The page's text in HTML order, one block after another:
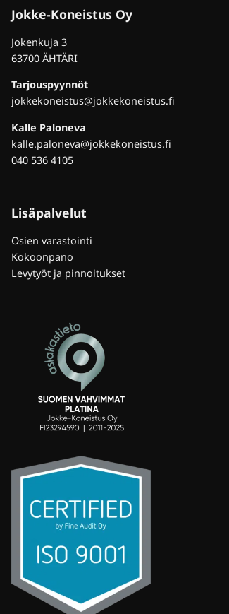
Jokke-Koneistus Oy
Jokenkuja 3
63700 ÄHTÄRI
Tarjouspyynnöt
jokkekoneistus@jokkekoneistus.fi
Kalle Paloneva
kalle.paloneva@jokkekoneistus.fi
040 536 4105
Lisäpalvelut
Osien varastointi
Kokoonpano
Levytyöt ja pinnoitukset